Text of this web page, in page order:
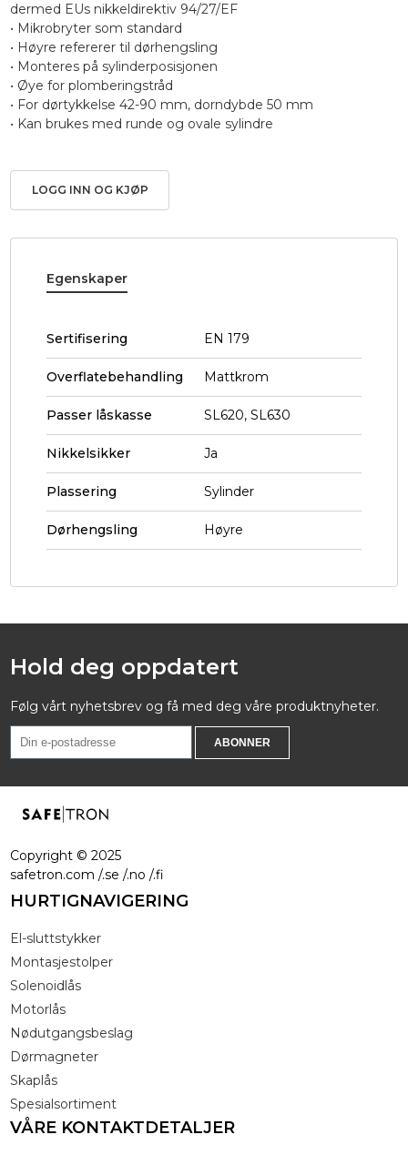
dermed EUs nikkeldirektiv 94/27/EF
• Mikrobryter som standard
• Høyre refererer til dørhengsling
• Monteres på sylinderposisjonen
• Øye for plomberingstråd
• For dørtykkelse 42-90 mm, dorndybde 50 mm
• Kan brukes med runde og ovale sylindre
LOGG INN OG KJØP
Egenskaper
Sertifisering EN 179
Overflatebehandling Mattkrom
Passer låskasse SL620, SL630
Nikkelsikker Ja
Plassering Sylinder
Dørhengsling Høyre
Hold deg oppdatert
Følg vårt nyhetsbrev og få med deg våre produktnyheter.
Copyright ©2025
safetron.com /.se /.no /.fi
HURTIGNAVIGERING
El-sluttstykker
Montasjestolper
Solenoidlås
Motorlås
Nødutgangsbeslag
Dørmagneter
Skaplås
Spesialsortiment
VÅRE KONTAKTDETALJER